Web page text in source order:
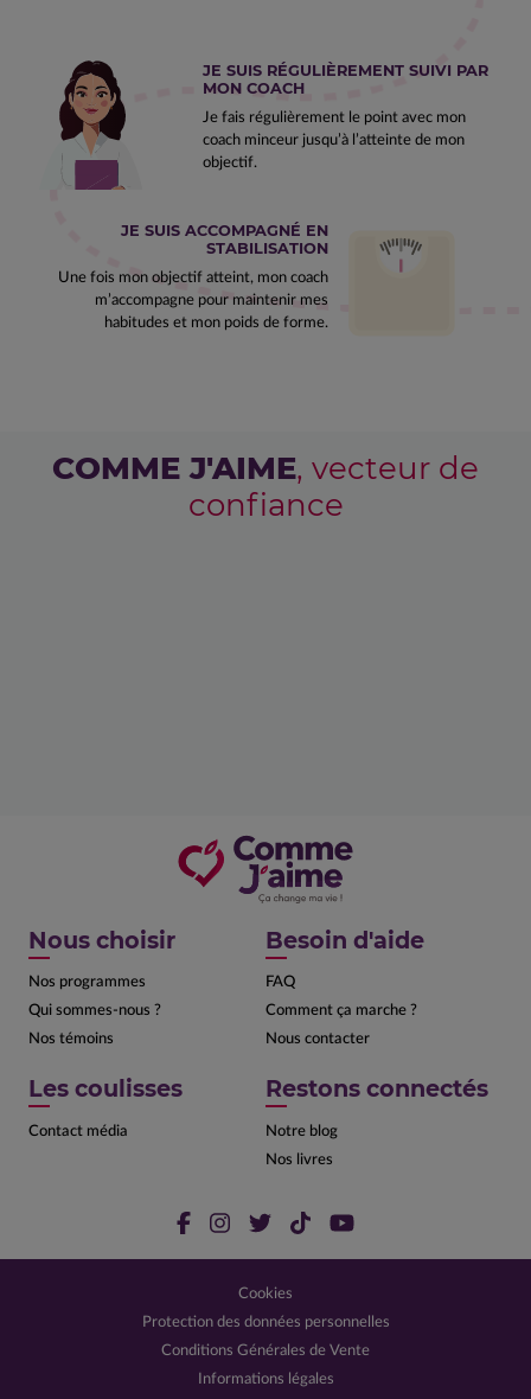
JE SUIS RÉGULIÈREMENT SUIVI PAR
MON COACH
Je fais régulièrement le point avec mon
coach minceur jusqu’à l’atteinte de mon
objectif.
JE SUIS ACCOMPAGNÉ EN
STABILISATION
Une fois mon objectif atteint, mon coach
m’accompagne pour maintenir mes
habitudes et mon poids de forme.
COMME J'AIME, vecteur de
confiance
Nous choisir
Nos programmes
Qui sommes-nous ?
Nos témoins
Besoin d'aide
FAQ
Comment ça marche ?
Nous contacter
Les coulisses
Contact média
Restons connectés
Notre blog
Nos livres
Cookies
Protection des données personnelles
Conditions Générales de Vente
Informations légales